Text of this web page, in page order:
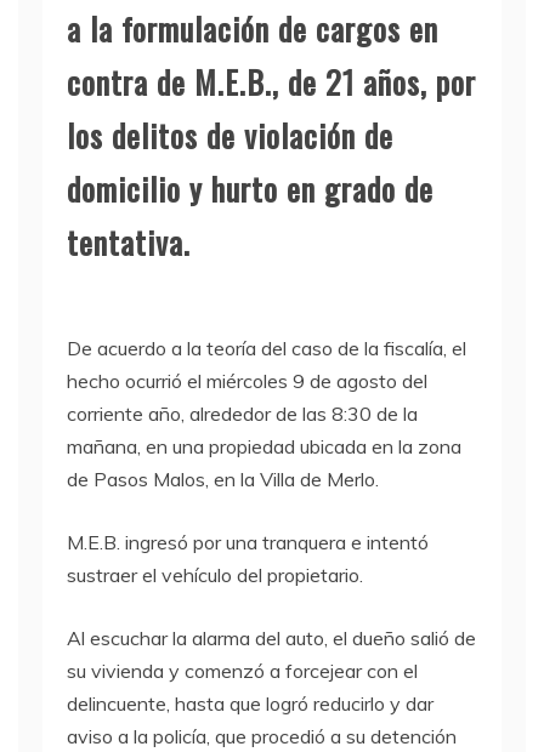
a la formulación de cargos en
contra de M.E.B., de 21 años, por
los delitos de violación de
domicilio y hurto en grado de
tentativa.
De acuerdo a la teoría del caso de la fiscalía, el
hecho ocurrió el miércoles 9 de agosto del
corriente año, alrededor de las 8:30 de la
mañana, en una propiedad ubicada en la zona
de Pasos Malos, en la Villa de Merlo.
M.E.B. ingresó por una tranquera e intentó
sustraer el vehículo del propietario.
Al escuchar la alarma del auto, el dueño salió de
su vivienda y comenzó a forcejear con el
delincuente, hasta que logró reducirlo y dar
aviso a la policía, que procedió a su detención